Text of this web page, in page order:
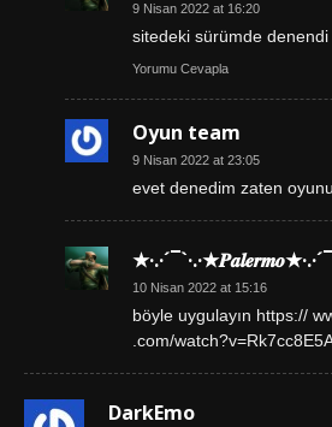
9 Nisan 2022 at 16:20
sitedeki sürümde
Yorumu Cevapla
Oyun team
9 Nisan 2022 at 23:05
evet denedim zaten
10 Nisan 2022 at 15:16
böyle uygulayın https://
.com/
DarkEmo